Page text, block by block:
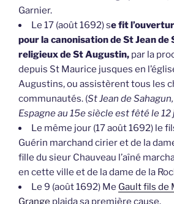
Garnier.
Le 17 (août 1692) se fit
pour la canonisation de St Jean
religieux de St Augustin, par la
depuis St Maurice jusques en
Augustins, ou assistèrent tous les
communautés. (St Jean de
Espagne au 15e siècle est fêté le 12
Le même jour (17 août 1692) le
Guérin marchand cirier et de la
fille du sieur Chauveau l’aîné
en cette ville et de la dame de la
Le 9 (août 1692) Me Gault fils de
Grange plaida sa première cause.